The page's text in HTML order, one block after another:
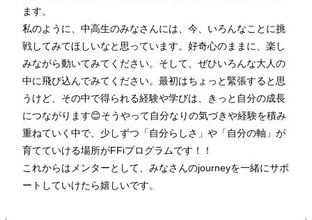
ます。
私のように、中高生のみなさんには、今、いろんなことに挑
戦してみてほしいなと思っています。好奇心のままに、楽し
みながら動いてみてください。そして、ぜひいろんな大人の
中に飛び込んでみてください。最初はちょっと緊張すると思
うけど、その中で得られる経験や学びは、きっと自分の成長
につながります😊そうやって自分なりの気づきや経験を積み
重ねていく中で、少しずつ「自分らしさ」や「自分の軸」が
育てていける場所がFFiプログラムです！！
これからはメンターとして、みなさんのjourneyを一緒にサポ
ートしていけたら嬉しいです。